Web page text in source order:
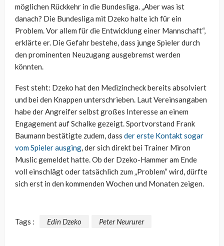
möglichen Rückkehr in die Bundesliga. „Aber was ist
danach? Die Bundesliga mit Dzeko halte ich für ein
Problem. Vor allem für die Entwicklung einer Mannschaft“,
erklärte er. Die Gefahr bestehe, dass junge Spieler durch
den prominenten Neuzugang ausgebremst werden
könnten.
Fest steht: Dzeko hat den Medizincheck bereits absolviert
und bei den Knappen unterschrieben. Laut Vereinsangaben
habe der Angreifer selbst großes Interesse an einem
Engagement auf Schalke gezeigt. Sportvorstand Frank
Baumann bestätigte zudem, dass der erste Kontakt sogar
vom Spieler ausging, der sich direkt bei Trainer Miron
Muslic gemeldet hatte. Ob der Dzeko-Hammer am Ende
voll einschlägt oder tatsächlich zum „Problem“ wird, dürfte
sich erst in den kommenden Wochen und Monaten zeigen.
Tags : Edin Dzeko Peter Neururer